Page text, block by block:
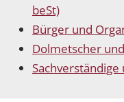
beSt)
Bürger und
Dolmetscher